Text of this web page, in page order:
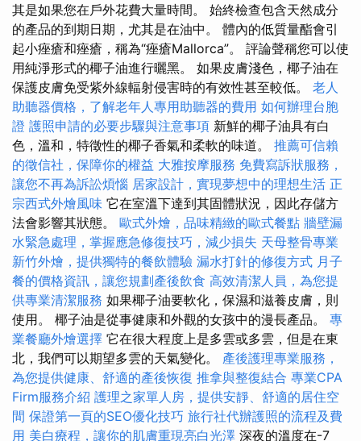
其是如果您在戶外花費大量時間。 始終檢查包含天然成分
的產品的到期日期，尤其是在油中。 體內的低質量酯會引
起小痤瘡和痤瘡，稱為“痤瘡Mallorca”。 評論聲稱您可以使
用純淨形式的椰子油進行曬黑。 如果皮膚淺色，椰子油在
保護皮膚免受紫外線輻射侵害時的有效性甚至較低。 老人
助聽器價格，了解老年人專用助聽器的費用 如何辦理台胞
證 護照申請的必要步驟與注意事項 新鮮的椰子油具有白
色，溫和，特徵性的椰子香氣和柔軟的味道。 推薦可信賴
的徵信社，保障你的權益 大雅按摩服務 免費寫訴狀服務，
讓您不再為訴訟煩惱 居家設計，實現夢想中的理想生活 正
宗西式外燴風味 它在室溫下達到其固體狀況，因此存儲方
法會影響其狀態。 歐式外燴，品味精緻的歐式餐點 牆壁漏
水緊急處理，掌握應急修復技巧，減少損失 天母整骨專業
新竹外燴，提供獨特的餐飲體驗 漏水打針的修復方式 月子
餐的價格資訊，讓您規劃產後飲食 高效清潔人員，為您提
供專業清潔服務 如果椰子油要軟化，保濕和滋養皮膚，則
使用。 椰子油是從事健康和外觀的女孩中的漫長產品。 專
業餐廳外燴選擇 它在很大程度上是多雲或多雲，但是在東
北，我們可以期望多雲的天氣變化。 產後護理專業服務，
為您提供健康、舒適的產後恢復 推拿與整復結合 專業CPA
Firm服務介紹 護理之家單人房，提供安靜、舒適的居住空
間 保證第一頁的SEO優化技巧 旅行社代辦護照的流程及費
用 美白療程，讓你的肌膚重現亮白光澤 深夜的溫度在-7